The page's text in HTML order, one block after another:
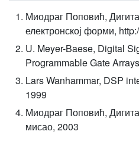
Миодраг Поповић,
електронској форми,
U. Meyer-Baese, Digital
Programmable Gate
Lars Wanhammar, DSP
1999
Миодраг Поповић,
мисао, 2003